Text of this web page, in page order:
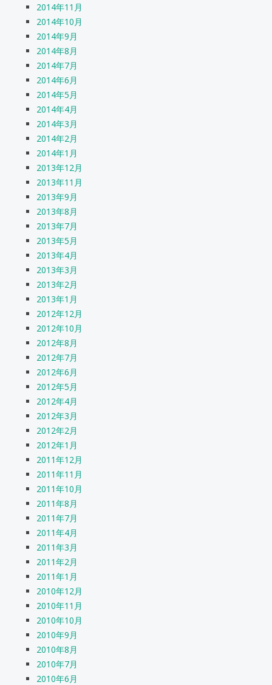
2014年11月
2014年10月
2014年9月
2014年8月
2014年7月
2014年6月
2014年5月
2014年4月
2014年3月
2014年2月
2014年1月
2013年12月
2013年11月
2013年9月
2013年8月
2013年7月
2013年5月
2013年4月
2013年3月
2013年2月
2013年1月
2012年12月
2012年10月
2012年8月
2012年7月
2012年6月
2012年5月
2012年4月
2012年3月
2012年2月
2012年1月
2011年12月
2011年11月
2011年10月
2011年8月
2011年7月
2011年4月
2011年3月
2011年2月
2011年1月
2010年12月
2010年11月
2010年10月
2010年9月
2010年8月
2010年7月
2010年6月